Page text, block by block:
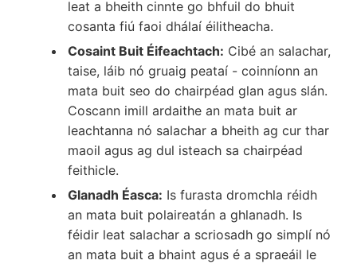
leat a bheith cinnte go bhfuil do bhuit
cosanta fiú faoi dhálaí éilitheacha.
Cosaint Buit Éifeachtach: Cibé an salachar,
taise, láib nó gruaig peataí - coinníonn an
mata buit seo do chairpéad glan agus slán.
Coscann imill ardaithe an mata buit ar
leachtanna nó salachar a bheith ag cur thar
maoil agus ag dul isteach sa chairpéad
feithicle.
Glanadh Éasca: Is furasta dromchla réidh
an mata buit polaireatán a ghlanadh. Is
féidir leat salachar a scriosadh go simplí nó
an mata buit a bhaint agus é a spraeáil le